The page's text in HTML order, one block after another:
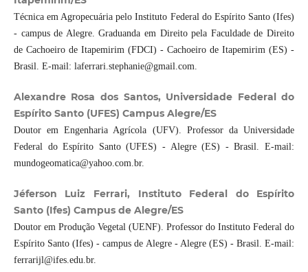
Técnica em Agropecuária pelo Instituto Federal do Espírito Santo (Ifes)
- campus de Alegre. Graduanda em Direito pela Faculdade de Direito
de Cachoeiro de Itapemirim (FDCI) - Cachoeiro de Itapemirim (ES) -
Brasil. E-mail: laferrari.stephanie@gmail.com.
Alexandre Rosa dos Santos, Universidade Federal do
Espírito Santo (UFES) Campus Alegre/ES
Doutor em Engenharia Agrícola (UFV). Professor da Universidade
Federal do Espírito Santo (UFES) - Alegre (ES) - Brasil. E-mail:
mundogeomatica@yahoo.com.br.
Jéferson Luiz Ferrari, Instituto Federal do Espírito
Santo (Ifes) Campus de Alegre/ES
Doutor em Produção Vegetal (UENF). Professor do Instituto Federal do
Espírito Santo (Ifes) - campus de Alegre - Alegre (ES) - Brasil. E-mail:
ferrarijl@ifes.edu.br.